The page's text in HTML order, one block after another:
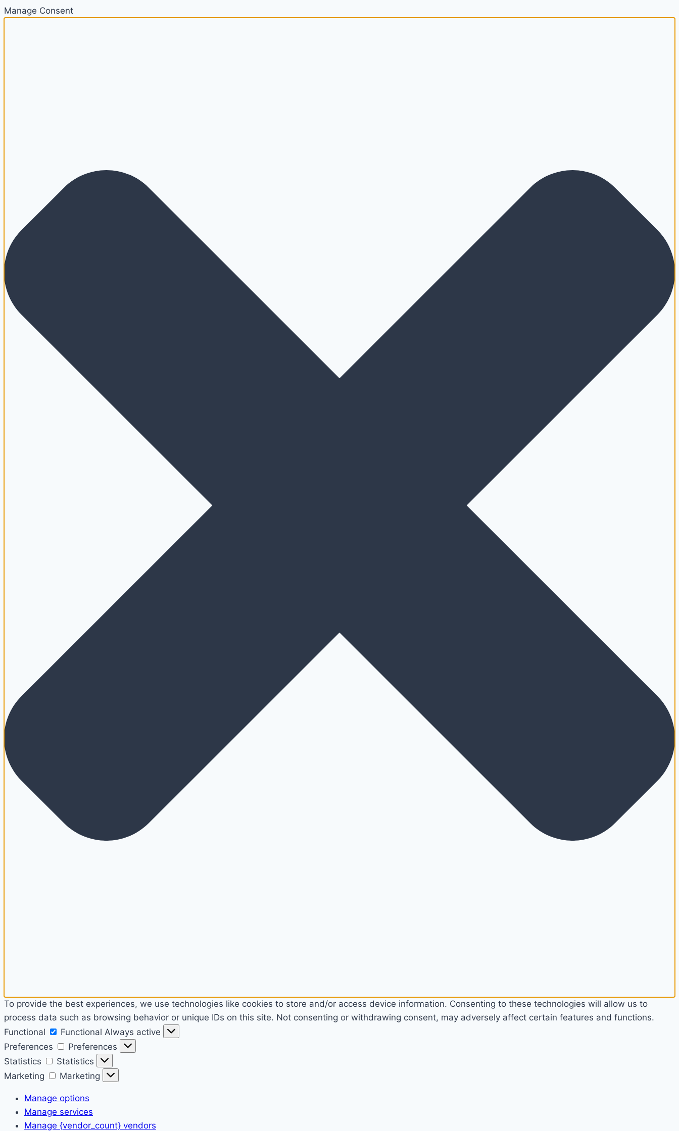
Manage Consent
To provide the best experiences, we use technologies like cookies to store and/or access device information. Consenting to these technologies will allow us to
process data such as browsing behavior or unique IDs on this site. Not consenting or withdrawing consent, may adversely affect certain features and functions.
Functional
Functional Always active
Preferences
Preferences
Statistics
Statistics
Marketing
Marketing
Manage options
Manage services
Manage {vendor_count} vendors